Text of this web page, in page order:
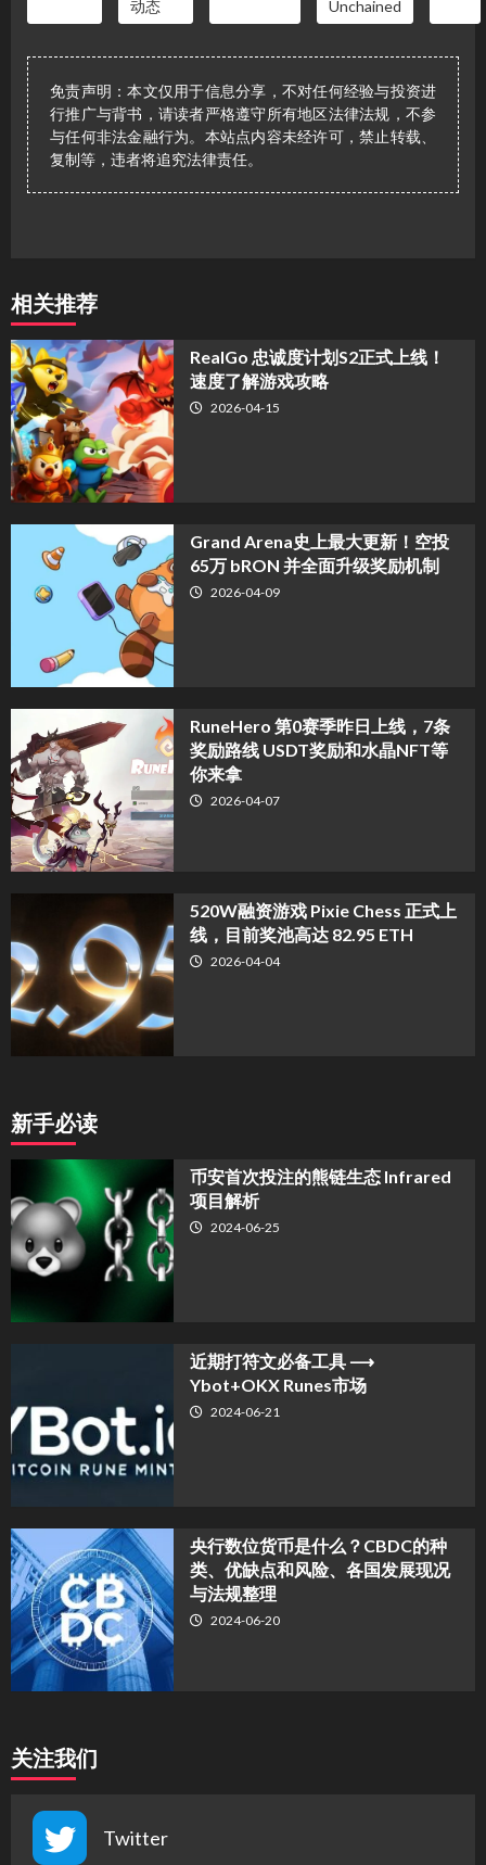
动态 Unchained
免责声明：本文仅用于信息分享，不对任何经验与投资进
行推广与背书，请读者严格遵守所有地区法律法规，不参
与任何非法金融行为。本站点内容未经许可，禁止转载、
复制等，违者将追究法律责任。
相关推荐
​RealGo 忠诚度计划S2正式上线！
速度了解游戏攻略
2026-04-15
Grand Arena史上最大更新！空投
65万 bRON 并全面升级奖励机制
2026-04-09
RuneHero 第0赛季昨日上线，7条
奖励路线 USDT奖励和水晶NFT等
你来拿
2026-04-07
520W融资游戏 Pixie Chess 正式上
线，目前奖池高达 82.95 ETH
2026-04-04
新手必读
币安首次投注的熊链生态 Infrared
项目解析
2024-06-25
近期打符文必备工具 ⟶
Ybot+OKX Runes市场
2024-06-21
央行数位货币是什么？CBDC的种
类、优缺点和风险、各国发展现况
与法规整理
2024-06-20
关注我们
Twitter